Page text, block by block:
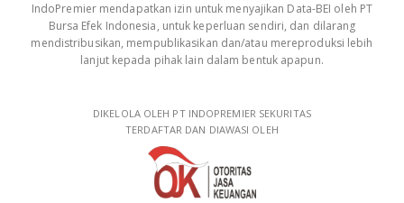
IndoPremier mendapatkan izin untuk menyajikan Data-BEI oleh PT
Bursa Efek Indonesia, untuk keperluan sendiri, dan dilarang
mendistribusikan, mempublikasikan dan/atau mereproduksi lebih
lanjut kepada pihak lain dalam bentuk apapun.
DIKELOLA OLEH PT INDOPREMIER SEKURITAS
TERDAFTAR DAN DIAWASI OLEH